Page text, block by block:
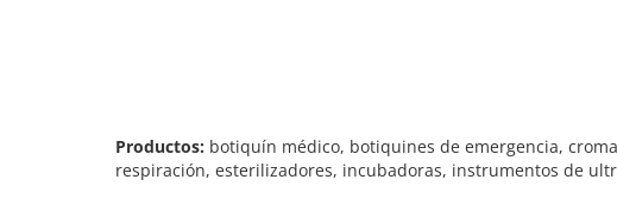
Productos: botiquín médico, botiquines de emergencia,
respiración, esterilizadores, incubadoras, instrumentos de